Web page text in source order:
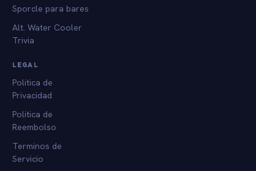
Sporcle para bares
Alt. Water Cooler
Trivia
LEGAL
Politica de
Privacidad
Politica de
Reembolso
Terminos de
Servicio